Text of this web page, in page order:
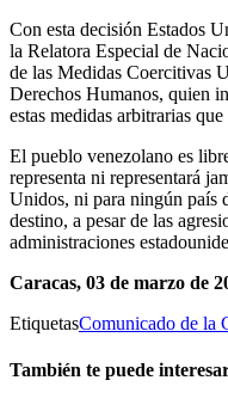
Con esta decisión Estados
la Relatora Especial de
de las Medidas Coercitivas
Derechos Humanos, quien
estas medidas arbitrarias
El pueblo venezolano es
representa ni representará
Unidos, ni para ningún país
destino, a pesar de las
administraciones
Caracas, 03 de marzo de
EtiquetasComunicado de la
También te puede